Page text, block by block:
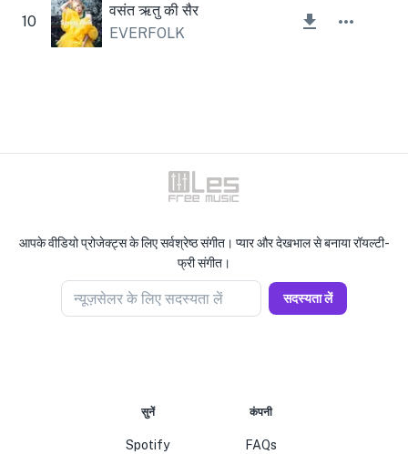
10
वसंत ऋतु की सैर
EVERFOLK
आपके वीडियो प्रोजेक्ट्स के लिए सर्वश्रेष्ठ संगीत। प्यार और देखभाल से बनाया रॉयल्टी-
फ्री संगीत।
न्यूज़सेलर के लिए सदस्यता लें सदस्यता लें
सुनें
Spotify
कंपनी
FAQs